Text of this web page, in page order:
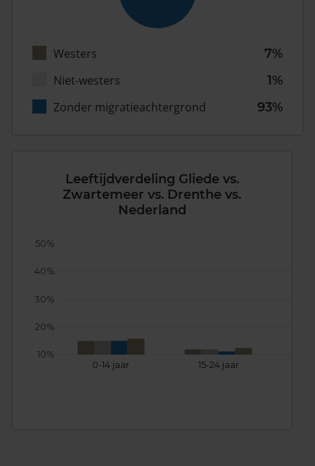
Westers
7%
Niet-westers
1%
Zonder migratieachtergrond
93%
Leeftijdverdeling Gliede vs.
Zwartemeer vs. Drenthe vs.
Nederland
0-14 jaar 15-24 jaar
10%
20%
30%
40%
50%